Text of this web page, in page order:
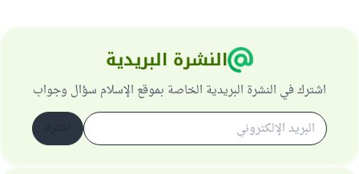
النشرة البريدية
اشترك في النشرة البريدية الخاصة بموقع الإسلام سؤال وجواب